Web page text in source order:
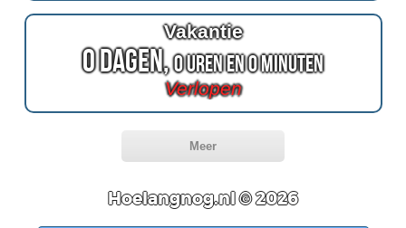
Vakantie
0 Dagen,0 Uren en 0 Minuten
Verlopen
Meer
Hoelangnog.nl © 2026